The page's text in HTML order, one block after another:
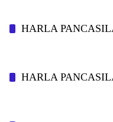
HARLA
HARLA